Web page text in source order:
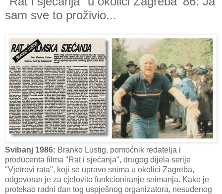
sam sve to proživio...
Svibanj 1986: Branko Lustig, pomoćnik redatelja i
producenta filma "Rat i sjećanja", drugog dijela serije
"Vjetrovi rata", koji se upravo snima u okolici Zagreba,
odgovoran je za cjelovito funkcioniranje snimanja. Kako je
protekao radni dan tog uspješnog organizatora, nesuđenog